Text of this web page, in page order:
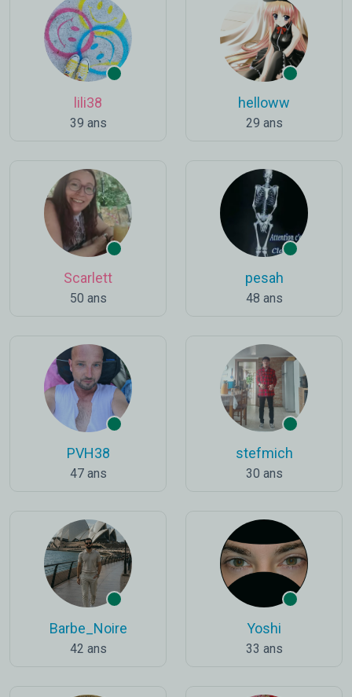
lili38
39 ans
helloww
29 ans
Scarlett
50 ans
pesah
48 ans
PVH38
47 ans
stefmich
30 ans
Barbe_Noire
42 ans
Yoshi
33 ans